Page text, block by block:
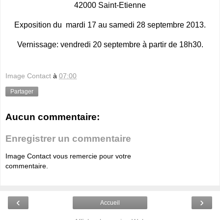
42000 Saint-Etienne
Exposition du mardi 17 au samedi 28 septembre 2013.
Vernissage: vendredi 20 septembre à partir de 18h30.
Image Contact à 07:00
Partager
Aucun commentaire:
Enregistrer un commentaire
Image Contact vous remercie pour votre
commentaire.
‹ ›
Accueil